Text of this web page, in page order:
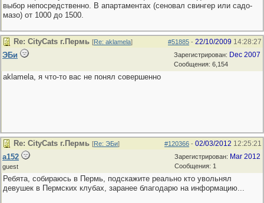
выбор непосредственно. В апартаментах (сеновал свингер или садо-
мазо) от 1000 до 1500.
#51885 - 22/10/2009 14:28:27
Re: CityCats г.Пермь [Re: aklamela]
Зарегистрирован: Dec 2007
Сообщения: 6,154
ЭБи
aklamela, я что-то вас не понял совершенно
#120366 - 02/03/2012 12:25:21
Re: CityCats г.Пермь [Re: ЭБи]
Зарегистрирован: Mar 2012
Сообщения: 1
a152
guest
Ребята, собираюсь в Пермь, подскажите реально кто увольнял
девушек в Пермских клубах, заранее благодарю на информацию...